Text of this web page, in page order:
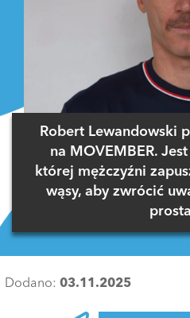
Robert Lewandowski
na MOVEMBER.
której mężczyźni
wąsy, aby zwrócić
Dodano: 03.11.2025